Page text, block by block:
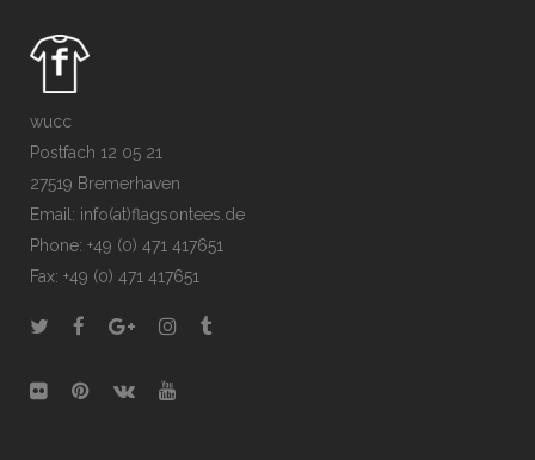
wucc
Postfach 12 05 21
27519 Bremerhaven
Email: info(at)flagsontees.de
Phone: +49 (0) 471 417651
Fax: +49 (0) 471 417651